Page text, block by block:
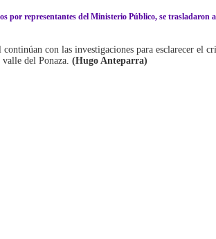
por representantes del Ministerio Público, se trasladaron
con las investigaciones para esclarecer el
del Ponaza. (Hugo Anteparra)